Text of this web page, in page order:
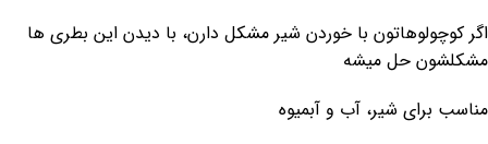
اگر کوچولوهاتون با خوردن شیر مشکل دارن، با دیدن این بطری ها
مشکلشون حل میشه
مناسب برای شیر، آب و آبمیوه